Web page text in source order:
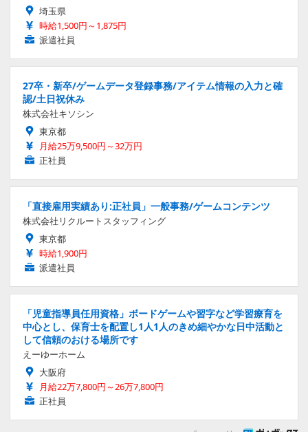
埼玉県
時給1,500円～1,875円
派遣社員
27卒・新卒/ゲームデータ登録事務/アイテム情報の入力と確
認/土日祝休み
株式会社キソシン
東京都
月給25万9,500円～32万円
正社員
「直接雇用実績あり:正社員」一般事務/ゲームコンテンツ
株式会社リクルートスタッフィング
東京都
時給1,900円
派遣社員
「児童指導員任用資格」ボードゲームや習字など学習療育を
中心とし、保育士を配置し1人1人のきめ細やかな日中活動と
して信頼のおける場所です
えーゆーホーム
大阪府
月給22万7,800円～26万7,800円
正社員